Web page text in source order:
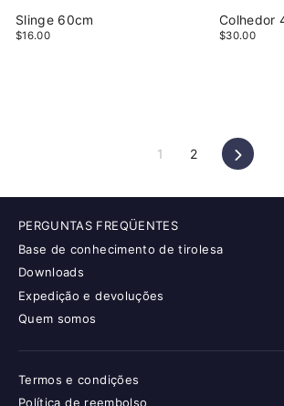
Slinge 60cm
$16.00
Colhedor
$30.00
1 2
PERGUNTAS FREQÜENTES
Base de conhecimento de tirolesa
Downloads
Expedição e devoluções
Quem somos
Termos e condições
Política de reembolso